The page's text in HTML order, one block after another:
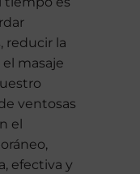
reducir la
masaje
ventosas
el
efectiva y